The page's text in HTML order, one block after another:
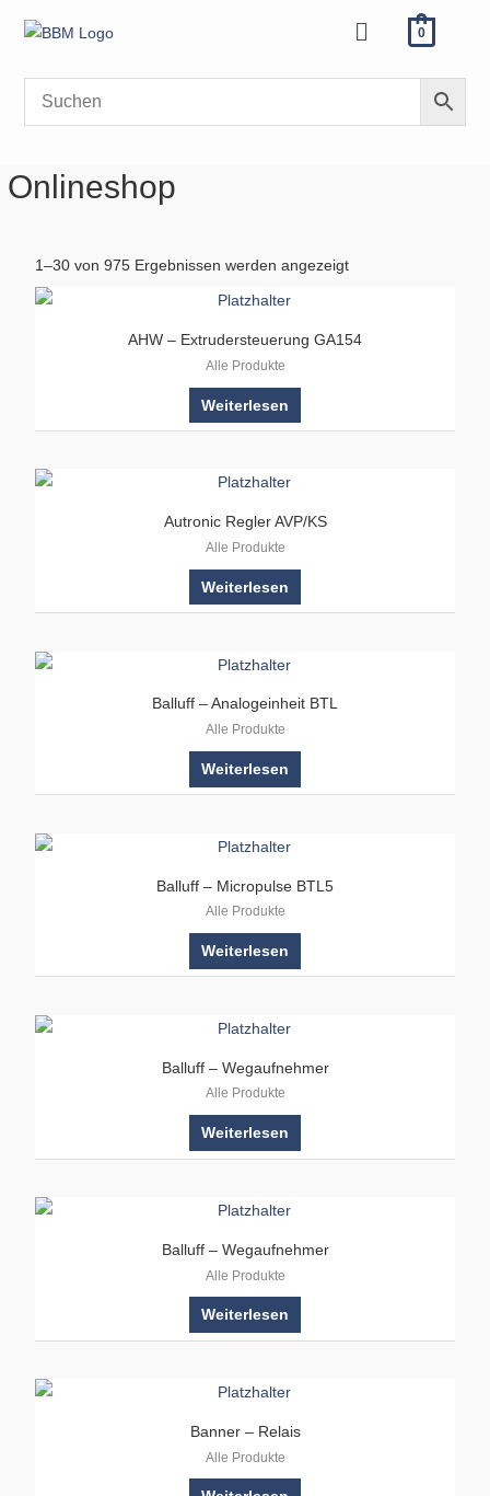
Inhalt
Menü 0
Onlineshop
1–30 von 975 Ergebnissen werden angezeigt
AHW – Extrudersteuerung GA154
Alle Produkte
Weiterlesen
Autronic Regler AVP/KS
Alle Produkte
Weiterlesen
Balluff – Analogeinheit BTL
Alle Produkte
Weiterlesen
Balluff – Micropulse BTL5
Alle Produkte
Weiterlesen
Balluff – Wegaufnehmer
Alle Produkte
Weiterlesen
Balluff – Wegaufnehmer
Alle Produkte
Weiterlesen
Banner – Relais
Alle Produkte